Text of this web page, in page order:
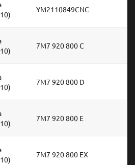
YM2110849CNC
7M7 920 800 C
7M7 920 800 D
7M7 920 800 E
7M7 920 800 EX